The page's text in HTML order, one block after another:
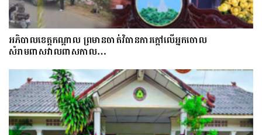
អភិបាលខេត្តកណ្ដាល ព្រមានចាត់វិធានការក្ដៅលើអ្នកចោល
សំរាមពាសវាលពាសកាល…